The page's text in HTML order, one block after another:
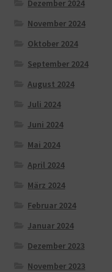
Dezember 2024
November 2024
Oktober 2024
September 2024
August 2024
Juli 2024
Juni 2024
Mai 2024
April 2024
März 2024
Februar 2024
Januar 2024
Dezember 2023
November 2023